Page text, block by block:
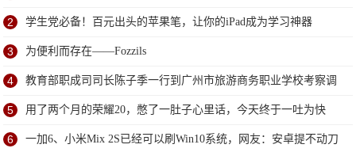
2 学生党必备！百元出头的苹果笔，让你的iPad成为学习神器
3 为便利而存在——Fozzils
4 教育部职成司司长陈子季一行到广州市旅游商务职业学校考察调
研
5 用了两个月的荣耀20，憋了一肚子心里话，今天终于一吐为快
6 一加6、小米Mix 2S已经可以刷Win10系统，网友：安卓提不动刀